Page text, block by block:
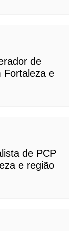
de
Fortaleza e
de PCP
e região